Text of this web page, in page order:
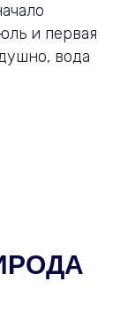
и первая
вода